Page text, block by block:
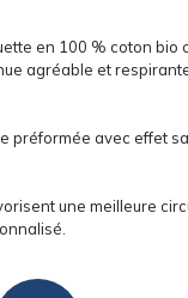
en 100 % coton bio
agréable et
préformée avec effet
une meilleure